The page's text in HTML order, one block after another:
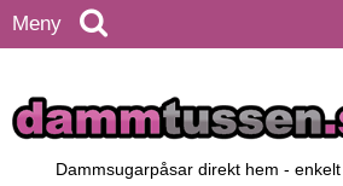
Meny
Dammsugarpåsar direkt hem -